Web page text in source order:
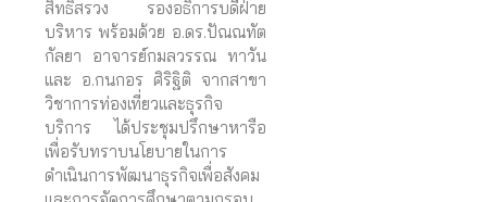
สิทธิสรวง รองอธิการบดีฝ่าย
บริหาร พร้อมด้วย อ.ดร.ปัณณทัต
กัลยา อาจารย์กมลวรรณ ทาวัน
และ อ.กนกอร ศิริฐิติ จากสาขา
วิชาการท่องเที่ยวและธุรกิจ
บริการ ได้ประชุมปรึกษาหารือ
เพื่อรับทราบนโยบายในการ
ดำเนินการพัฒนาธุรกิจเพื่อสังคม